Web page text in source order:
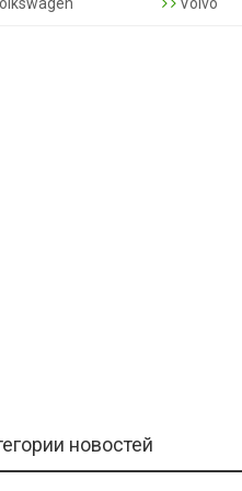
новостей